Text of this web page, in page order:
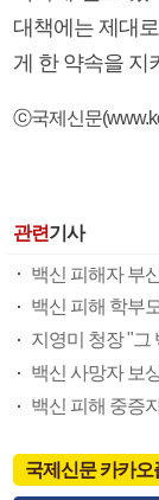
대책에는 제대
게 한 약속을 지
ⓒ국제신문
관련기사
백신 사망자 보
국제신문 카카오